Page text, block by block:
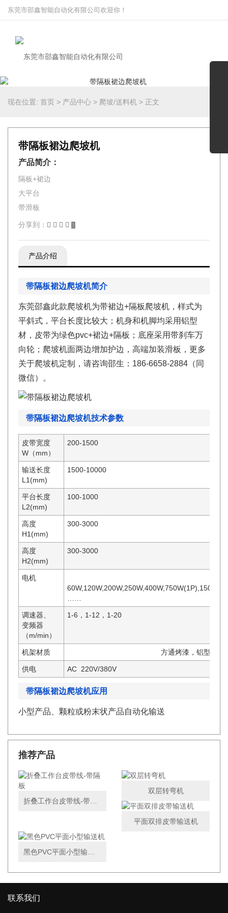
东莞市邵鑫智能自动化有限公司欢迎你！
现在位置: 首页 > 产品中心 > 爬坡/送料机 > 正文
带隔板裙边爬坡机
产品简介：
隔板+裙边
大平台
带滑板
分享到：
产品介绍
带隔板裙边爬坡机简介
东莞邵鑫此款爬坡机为带裙边+隔板爬坡机，样式为
平斜式，平台长度比较大；机身和机脚均采用铝型
材，皮带为绿色pvc+裙边+隔板；底座采用带刹车万
向轮；爬坡机面两边增加护边，高端加装滑板，更多
关于爬坡机定制，请咨询邵生：186-6658-2884（同
微信）。
带隔板裙边爬坡机技术参数
皮带宽度
W（mm）
200-1500
输送长度
L1(mm)
1500-10000
平台长度
L2(mm)
100-1000
高度
H1(mm)
300-3000
高度
H2(mm)
300-3000
电机
调速器、
变频器
（m/min）
1-6，1-12，1-20
机架材质 方通烤漆，铝型材，不锈
供电 AC 220V/380V
带隔板裙边爬坡机应用
小型产品、颗粒或粉末状产品自动化输送
推荐产品
双层转弯机
平面双排皮带输送机
联系我们